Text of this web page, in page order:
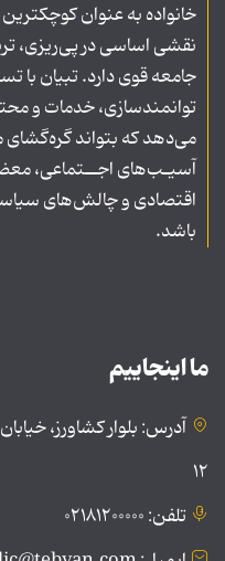
خانواده به عنوان
نقشی اساسی در پی‌ریزی،
جامعه قوی دارد. تبیان با
توانمندسازی، خدمات و
می‌دهد که بتواند
آسیـب‌های اجــتماعی،
اقتصادی و چالش‌های
باشد.
ما اینجاییم
آدرس: بلوار کشاورز،
۱۲
تلفن: ۰۲۱۸۱۲۰۰۰۰۰